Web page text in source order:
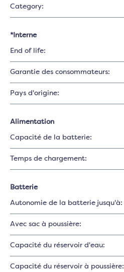
Category:
*Interne
End of life:
Garantie des consommateurs:
Pays d'origine:
Alimentation
Capacité de la batterie:
Temps de chargement:
Batterie
Autonomie de la batterie jusqu'à:
Avec sac à poussière:
Capacité du réservoir d'eau:
Capacité du réservoir à poussière: